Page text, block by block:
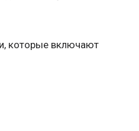
которые включают